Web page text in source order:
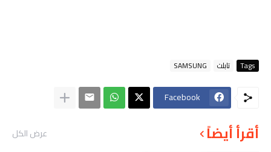
Tags تابلت SAMSUNG
Facebook
أقرأ أيضاً عرض الكل